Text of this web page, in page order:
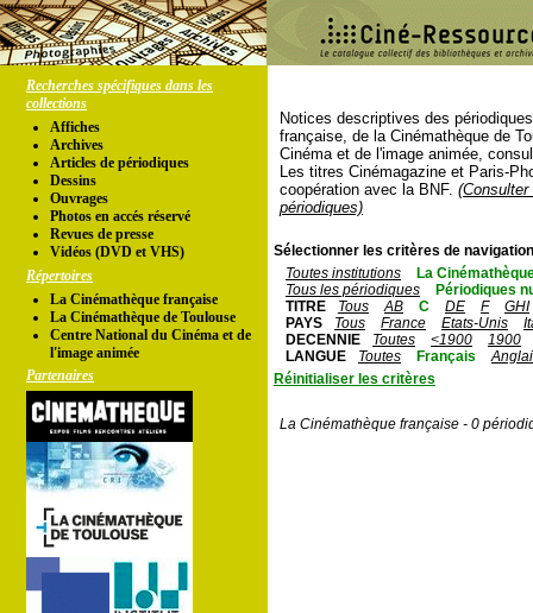
Recherches spécifiques dans les
collections
Affiches
Archives
Articles de périodiques
Dessins
Ouvrages
Photos en accés réservé
Revues de presse
Vidéos (DVD et VHS)
Répertoires
La Cinémathèque française
La Cinémathèque de Toulouse
Centre National du Cinéma et de
l'image animée
Partenaires
Notices descriptives des
française, de la Cinémathèque de
Cinéma et de l'image animée,
Les titres Cinémagazine et Paris-
coopération avec la BNF.
périodiques)
Sélectionner les critères de
Toutes institutions
La
Tous les périodiques
Périodiques
TITRE
Tous AB C DE F
GHI
PAYS
Tous France Etats-Unis
DECENNIE
Toutes <1900
1900
LANGUE
Toutes Français
Réinitialiser les critères
La Cinémathèque française - 0